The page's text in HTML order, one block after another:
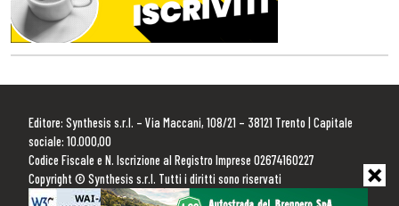
Editore: Synthesis s.r.l. – Via Maccani, 108/21 – 38121 Trento | Capitale
sociale: 10.000,00
Codice Fiscale e N. Iscrizione al Registro Imprese 02674160227
Copyright © Synthesis s.r.l. Tutti i diritti sono riservati